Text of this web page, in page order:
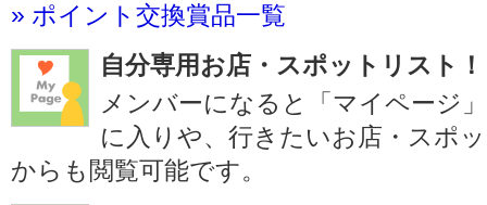
» ポイント交換賞品一覧
自分専用お店・スポットリスト！
メンバーになると「マイページ
に入りや、行きたいお店・スポ
からも閲覧可能です。